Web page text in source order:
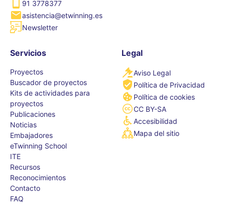
91 3778377
asistencia@etwinning.es
Newsletter
Servicios
Proyectos
Buscador de proyectos
Kits de actividades para
proyectos
Publicaciones
Noticias
Embajadores
eTwinning School
ITE
Recursos
Reconocimientos
Contacto
FAQ
Legal
Aviso Legal
Política de Privacidad
Política de cookies
CC BY-SA
Accesibilidad
Mapa del sitio